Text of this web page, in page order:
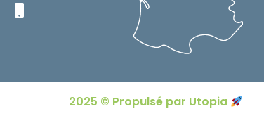
2025 © Propulsé par Utopia